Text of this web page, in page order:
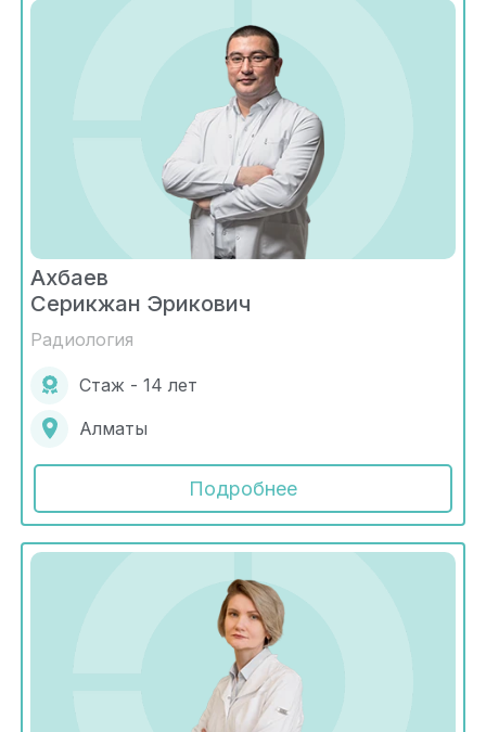
Ахбаев
Серикжан Эрикович
Радиология
Стаж - 14 лет
Алматы
Подробнее